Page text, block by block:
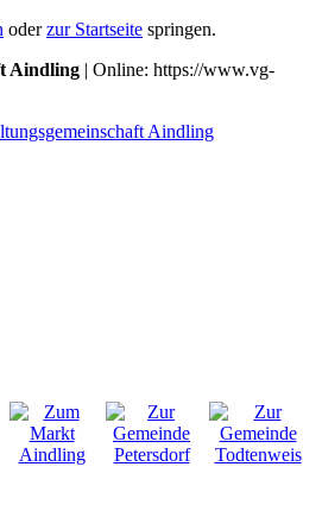
oderzur Startseite springen.
Aindling | Online: https://www.vg-